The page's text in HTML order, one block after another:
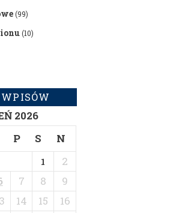
(99)
(10)
2026
P S N
1
2
7 8
9
14 15
16